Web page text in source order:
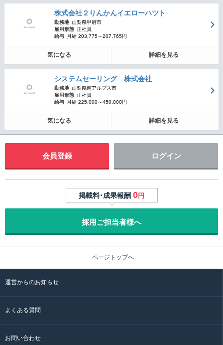
株式会社２りんかんイエローハツト
勤務地 山梨県甲府市
雇用形態 正社員
給与
月給 203,775～207,765円
気になる 詳細を見る
システムセーリング 株式会社
勤務地 山梨県南アルプス市
雇用形態 正社員
給与
月給 225,000～450,000円
気になる 詳細を見る
会員登録 ログイン
掲載料･成果報酬 0円
採用ご担当者様へ
ページトップへ
運営からのお知らせ
よくある質問
お問い合わせ